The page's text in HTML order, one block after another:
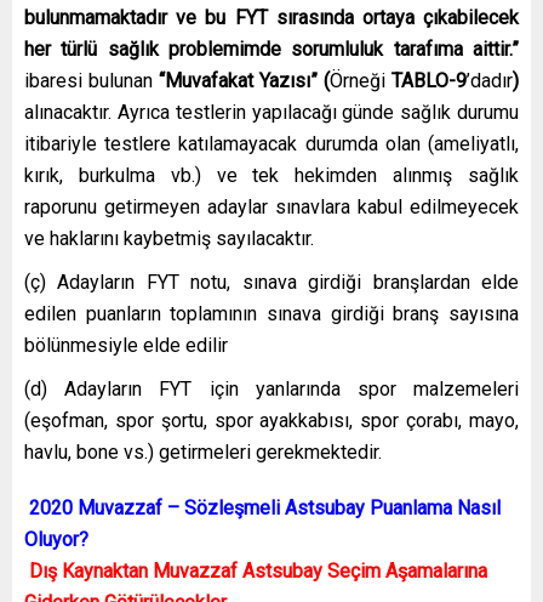
bulunmamaktadır ve bu FYT sırasında ortaya çıkabilecek
her türlü sağlık problemimde sorumluluk tarafıma aittir.”
ibaresi bulunan “Muvafakat Yazısı” (Örneği TABLO-9’dadır)
alınacaktır. Ayrıca testlerin yapılacağı günde sağlık durumu
itibariyle testlere katılamayacak durumda olan (ameliyatlı,
kırık, burkulma vb.) ve tek hekimden alınmış sağlık
raporunu getirmeyen adaylar sınavlara kabul edilmeyecek
ve haklarını kaybetmiş sayılacaktır.
(ç) Adayların FYT notu, sınava girdiği branşlardan elde
edilen puanların toplamının sınava girdiği branş sayısına
bölünmesiyle elde edilir
(d) Adayların FYT için yanlarında spor malzemeleri
(eşofman, spor şortu, spor ayakkabısı, spor çorabı, mayo,
havlu, bone vs.) getirmeleri gerekmektedir.
2020 Muvazzaf – Sözleşmeli Astsubay Puanlama Nasıl
Oluyor?
Dış Kaynaktan Muvazzaf Astsubay Seçim Aşamalarına